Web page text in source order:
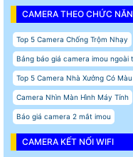
CAMERA THEO CHỨC
Top 5 Camera Chống Trộm Nhạy
Bảng báo giá camera imou ngoài
Top 5 Camera Nhà Xưởng Có
Camera Nhìn Màn Hình Máy Tính
Báo giá camera 2 mắt imou
CAMERA KẾT NỐI WIFI